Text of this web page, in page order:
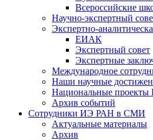
Всероссийские
Научно-экспертный
Экспертно-
ЕИАК
Экспертный совет
Экспертные
Международное
Наши научные
Национальные проекты
Архив событий
Сотрудники ИЭ РАН в СМИ
Актуальные материалы
Архив